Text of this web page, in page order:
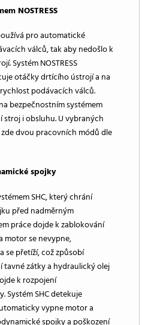
NOSTRESS
pro automatické
válců, tak aby nedošlo k
Systém NOSTRESS
otáčky drtícího ústrojí a na
podávacích válců.
bezpečnostním systémem
stroj i obsluhu. U vybraných
dvou pracovních módů dle
spojky
SHC, který chrání
před nadměrným
práce dojde k zablokování
motor se nevypne,
se přetíží, což způsobí
zátky a hydraulický olej
k rozpojení
Systém SHC detekuje
vypne motor a
spojky a poškození